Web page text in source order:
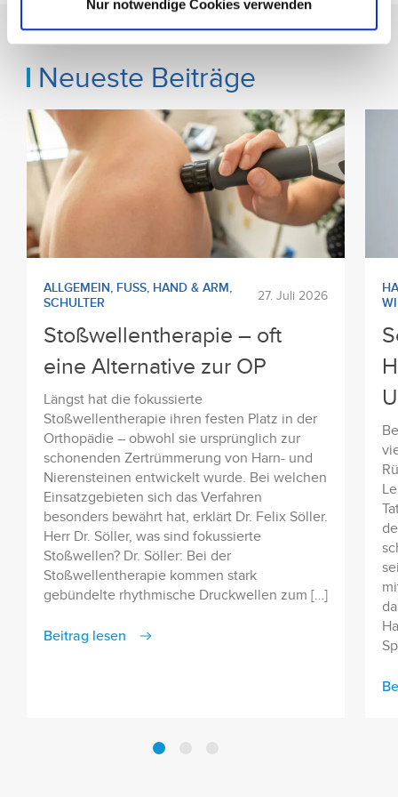
Nur notwendige Cookies verwenden
Neueste Beiträge
ALLGEMEIN, FUSS , HAND & ARM,
SCHULTER
27. Juli 2026
Stoßwellentherapie – oft
eine Alternative zur OP
Längst hat die fokussierte
Stoßwellentherapie ihren festen Platz in der
Orthopädie – obwohl sie ursprünglich zur
schonenden Zertrümmerung von Harn- und
Nierensteinen entwickelt wurde. Bei welchen
Einsatzgebieten sich das Verfahren
besonders bewährt hat, erklärt Dr. Felix Söller.
Herr Dr. Söller, was sind fokussierte
Stoßwellen? Dr. Söller: Bei der
Stoßwellentherapie kommen stark
gebündelte rhythmische Druckwellen zum […]
Beitrag lesen